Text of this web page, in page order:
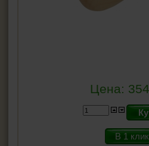
Цена: 354
В 1